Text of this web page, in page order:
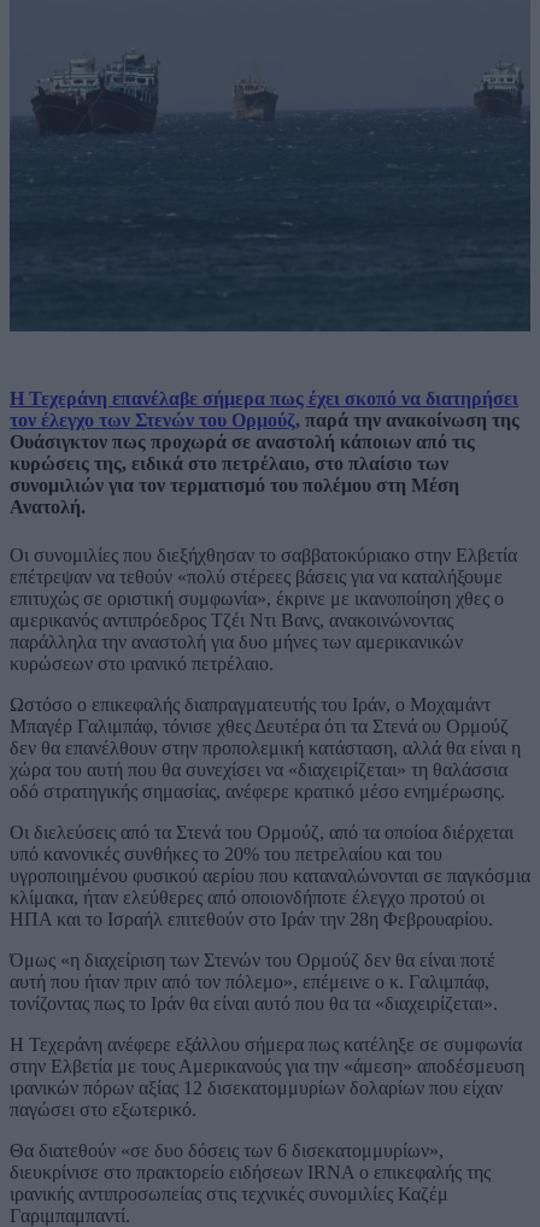
Η Τεχεράνη επανέλαβε σήμερα πως έχει σκοπό να διατηρήσει
τον έλεγχο των Στενών του Ορμούζ, παρά την ανακοίνωση της
Ουάσιγκτον πως προχωρά σε αναστολή κάποιων από τις
κυρώσεις της, ειδικά στο πετρέλαιο, στο πλαίσιο των
συνομιλιών για τον τερματισμό του πολέμου στη Μέση
Ανατολή.
Οι συνομιλίες που διεξήχθησαν το σαββατοκύριακο στην Ελβετία
επέτρεψαν να τεθούν «πολύ στέρεες βάσεις για να καταλήξουμε
επιτυχώς σε οριστική συμφωνία», έκρινε με ικανοποίηση χθες ο
αμερικανός αντιπρόεδρος Τζέι Ντι Βανς, ανακοινώνοντας
παράλληλα την αναστολή για δυο μήνες των αμερικανικών
κυρώσεων στο ιρανικό πετρέλαιο.
Ωστόσο ο επικεφαλής διαπραγματευτής του Ιράν, ο Μοχαμάντ
Μπαγέρ Γαλιμπάφ, τόνισε χθες Δευτέρα ότι τα Στενά ου Ορμούζ
δεν θα επανέλθουν στην προπολεμική κατάσταση, αλλά θα είναι η
χώρα του αυτή που θα συνεχίσει να «διαχειρίζεται» τη θαλάσσια
οδό στρατηγικής σημασίας, ανέφερε κρατικό μέσο ενημέρωσης.
Οι διελεύσεις από τα Στενά του Ορμούζ, από τα οποίοα διέρχεται
υπό κανονικές συνθήκες το 20% του πετρελαίου και του
υγροποιημένου φυσικού αερίου που καταναλώνονται σε παγκόσμια
κλίμακα, ήταν ελεύθερες από οποιονδήποτε έλεγχο προτού οι
ΗΠΑ και το Ισραήλ επιτεθούν στο Ιράν την 28η Φεβρουαρίου.
Όμως «η διαχείριση των Στενών του Ορμούζ δεν θα είναι ποτέ
αυτή που ήταν πριν από τον πόλεμο», επέμεινε ο κ. Γαλιμπάφ,
τονίζοντας πως το Ιράν θα είναι αυτό που θα τα «διαχειρίζεται».
Η Τεχεράνη ανέφερε εξάλλου σήμερα πως κατέληξε σε συμφωνία
στην Ελβετία με τους Αμερικανούς για την «άμεση» αποδέσμευση
ιρανικών πόρων αξίας 12 δισεκατομμυρίων δολαρίων που είχαν
παγώσει στο εξωτερικό.
Θα διατεθούν «σε δυο δόσεις των 6 δισεκατομμυρίων»,
διευκρίνισε στο πρακτορείο ειδήσεων IRNA ο επικεφαλής της
ιρανικής αντιπροσωπείας στις τεχνικές συνομιλίες Καζέμ
Γαριμπαμπαντί.